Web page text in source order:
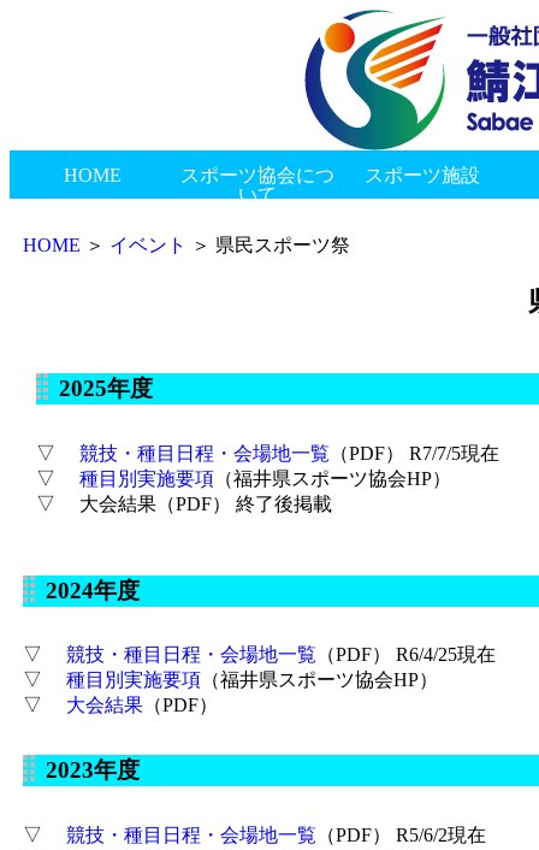
HOME
スポーツ協会につ
いて
スポーツ施設
HOME ＞ イベント ＞ 県民スポーツ祭
2025年度
▽ 競技・種目日程・会場地一覧 （PDF） R7/7/5現在
▽ 種目別実施要項 （福井県スポーツ協会HP）
▽ 大会結果（PDF） 終了後掲載
2024年度
▽ 競技・種目日程・会場地一覧 （PDF） R6/4/25現在
▽ 種目別実施要項 （福井県スポーツ協会HP）
▽ 大会結果 （PDF）
2023年度
▽ 競技・種目日程・会場地一覧 （PDF） R5/6/2現在